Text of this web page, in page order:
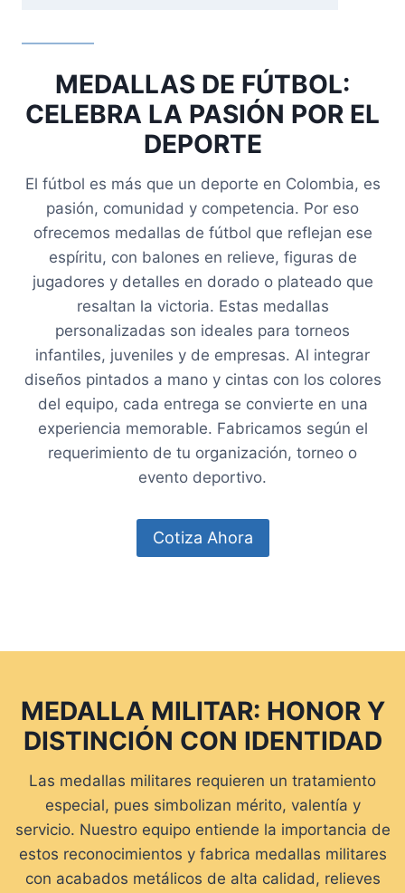
MEDALLAS DE FÚTBOL:
CELEBRA LA PASIÓN POR EL
DEPORTE
El fútbol es más que un deporte en Colombia, es
pasión, comunidad y competencia. Por eso
ofrecemos medallas de fútbol que reflejan ese
espíritu, con balones en relieve, figuras de
jugadores y detalles en dorado o plateado que
resaltan la victoria. Estas medallas
personalizadas son ideales para torneos
infantiles, juveniles y de empresas. Al integrar
diseños pintados a mano y cintas con los colores
del equipo, cada entrega se convierte en una
experiencia memorable. Fabricamos según el
requerimiento de tu organización, torneo o
evento deportivo.
Cotiza Ahora
MEDALLA MILITAR: HONOR Y
DISTINCIÓN CON IDENTIDAD
Las medallas militares requieren un tratamiento
especial, pues simbolizan mérito, valentía y
servicio. Nuestro equipo entiende la importancia de
estos reconocimientos y fabrica medallas militares
con acabados metálicos de alta calidad, relieves